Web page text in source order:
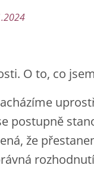
O to, co
postupně
že